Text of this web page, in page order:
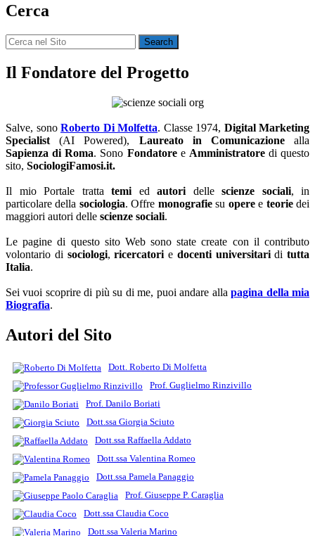
Cerca
Search
for:
Il Fondatore del Progetto
Salve, sono Roberto Di Molfetta. Classe 1974, Digital Marketing
Specialist (AI Powered), Laureato in Comunicazionealla
Sapienza di Roma. Sono Fondatoree Amministratoredi questo
sito, SociologiFamosi.it.
Il mio Portale tratta temi ed autori delle scienze sociali, in
particolare della sociologia. Offre monografiesu operee teoriedei
maggiori autori delle scienze sociali.
Le pagine di questo sito Web sono state create con il contributo
volontario di sociologi,ricercatori e docenti universitaridi tutta
Italia.
Sei vuoi scoprire di più su di me, puoi andare allapagina della mia
Biografia.
Autori del Sito
Dott. Roberto Di Molfetta
Prof. Guglielmo Rinzivillo
Prof. Danilo Boriati
Dott.ssa Giorgia Sciuto
Dott.ssa Raffaella Addato
Dott.ssa Valentina Romeo
Dott.ssa Pamela Panaggio
Prof. Giuseppe P. Caraglia
Dott.ssa Claudia Coco
Dott.ssa Valeria Marino